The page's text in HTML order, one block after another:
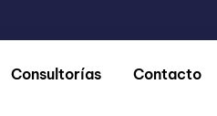
Consultorías Contacto